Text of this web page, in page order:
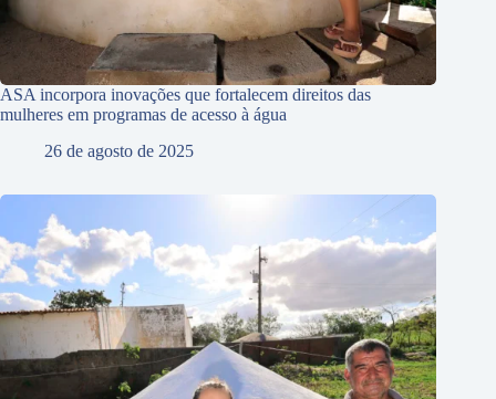
ASA incorpora inovações que fortalecem direitos das
mulheres em programas de acesso à água
26 de agosto de 2025